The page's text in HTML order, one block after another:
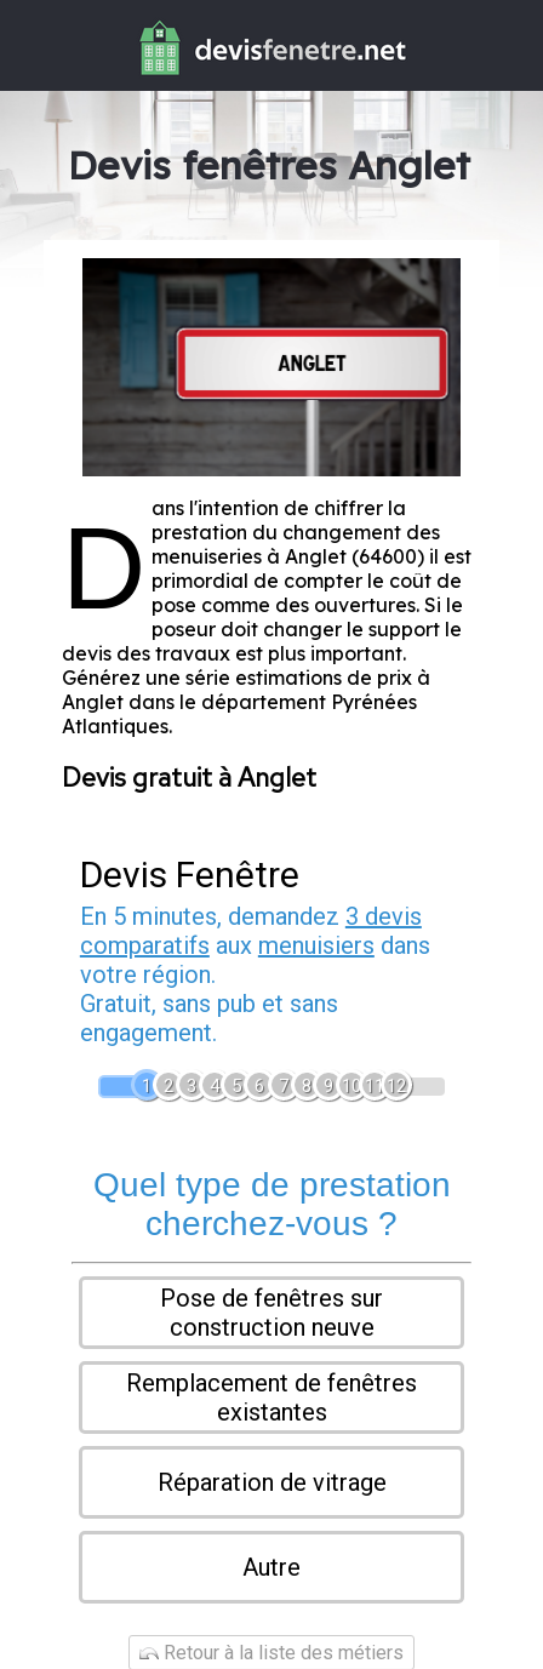
Devis fenêtres Anglet
D ans l'intention de chiffrer la
prestation du changement des
menuiseries à Anglet (64600) il est
primordial de compter le coût de
pose comme des ouvertures. Si le
poseur doit changer le support le
devis des travaux est plus important.
Générez une série estimations de prix à
Anglet dans le département Pyrénées
Atlantiques.
Devis gratuit à Anglet
Devis Fenêtre
En 5 minutes, demandez 3 devis
comparatifs aux menuisiers dans
votre région.
Gratuit, sans pub et sans
engagement.
1 2 3 4 5 6 7 8 9 1011 12
Quel type de prestation
cherchez-vous ?
Pose de fenêtres sur
construction neuve
Remplacement de fenêtres
existantes
Réparation de vitrage
Autre
Retour à la liste des métiers